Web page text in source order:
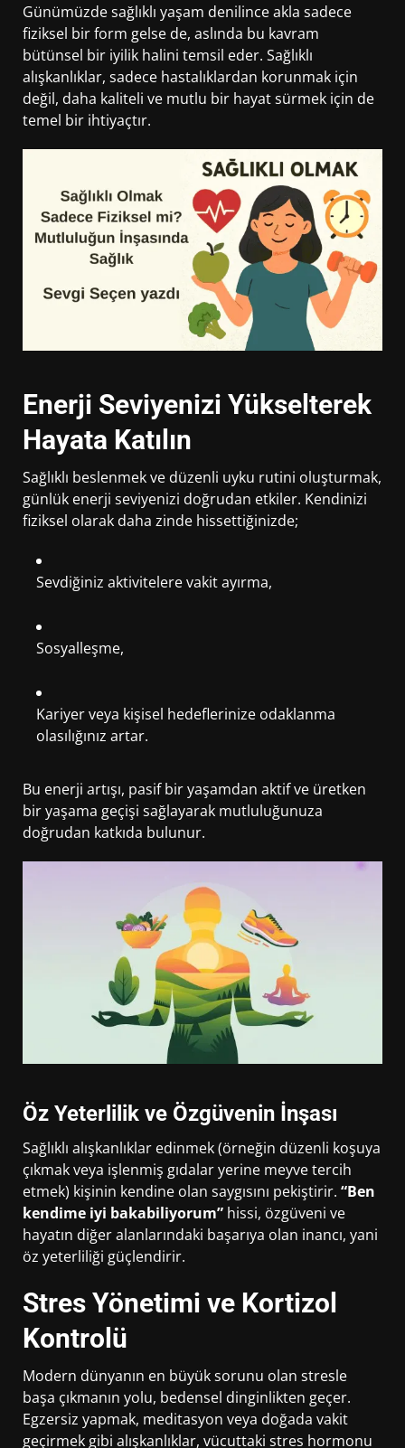
Günümüzde sağlıklı yaşam denilince akla sadece
fiziksel bir form gelse de, aslında bu kavram
bütünsel bir iyilik halini temsil eder. Sağlıklı
alışkanlıklar, sadece hastalıklardan korunmak için
değil, daha kaliteli ve mutlu bir hayat sürmek için de
temel bir ihtiyaçtır.
Enerji Seviyenizi Yükselterek
Hayata Katılın
Sağlıklı beslenmek ve düzenli uyku rutini oluşturmak,
günlük enerji seviyenizi doğrudan etkiler. Kendinizi
fiziksel olarak daha zinde hissettiğinizde;
Sevdiğiniz aktivitelere vakit ayırma,
Sosyalleşme,
Kariyer veya kişisel hedeflerinize odaklanma
olasılığınız artar.
Bu enerji artışı, pasif bir yaşamdan aktif ve üretken
bir yaşama geçişi sağlayarak mutluluğunuza
doğrudan katkıda bulunur.
Öz Yeterlilik ve Özgüvenin İnşası
Sağlıklı alışkanlıklar edinmek (örneğin düzenli koşuya
çıkmak veya işlenmiş gıdalar yerine meyve tercih
etmek) kişinin kendine olan saygısını pekiştirir. “Ben
kendime iyi bakabiliyorum” hissi, özgüveni ve
hayatın diğer alanlarındaki başarıya olan inancı, yani
öz yeterliliği güçlendirir.
Stres Yönetimi ve Kortizol
Kontrolü
Modern dünyanın en büyük sorunu olan stresle
başa çıkmanın yolu, bedensel dinginlikten geçer.
Egzersiz yapmak, meditasyon veya doğada vakit
geçirmek gibi alışkanlıklar, vücuttaki stres hormonu